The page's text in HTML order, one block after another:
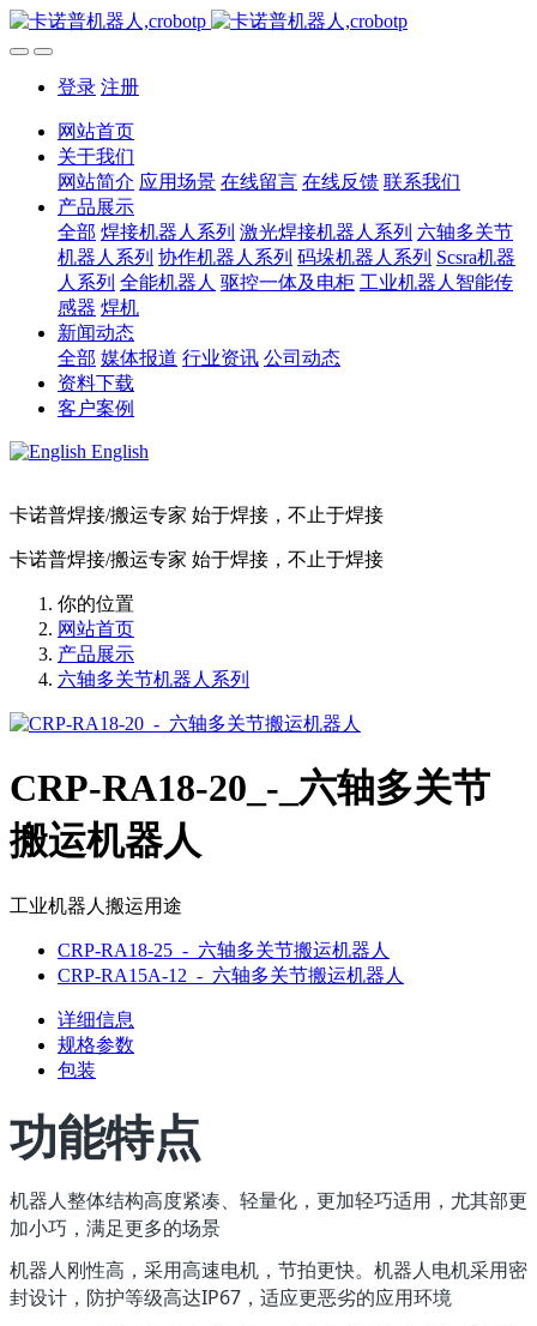
登录 注册
网站首页
关于我们
网站简介 应用场景 在线留言 在线反馈 联系我们
产品展示
全部 焊接机器人系列 激光焊接机器人系列 六轴多关节
机器人系列 协作机器人系列 码垛机器人系列 Scsra机器
人系列 全能机器人 驱控一体及电柜 工业机器人智能传
感器 焊机
新闻动态
全部 媒体报道 行业资讯 公司动态
资料下载
客户案例
English
卡诺普焊接/搬运专家 始于焊接，不止于焊接
卡诺普焊接/搬运专家 始于焊接，不止于焊接
你的位置
网站首页
产品展示
六轴多关节机器人系列
CRP-RA18-20_-_六轴多关节
搬运机器人
工业机器人搬运用途
CRP-RA18-25_-_六轴多关节搬运机器人
CRP-RA15A-12_-_六轴多关节搬运机器人
详细信息
规格参数
包装
功能特点
机器人整体结构高度紧凑、轻量化，更加轻巧适用，尤其部更
加小巧，满足更多的场景
机器人刚性高，采用高速电机，节拍更快。机器人电机采用密
封设计，防护等级高达IP67，适应更恶劣的应用环境